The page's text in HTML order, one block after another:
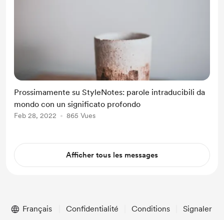
Prossimamente su StyleNotes: parole intraducibili da
mondo con un significato profondo
Feb 28, 2022 865 Vues
Afficher tous les messages
Français Confidentialité Conditions Signaler